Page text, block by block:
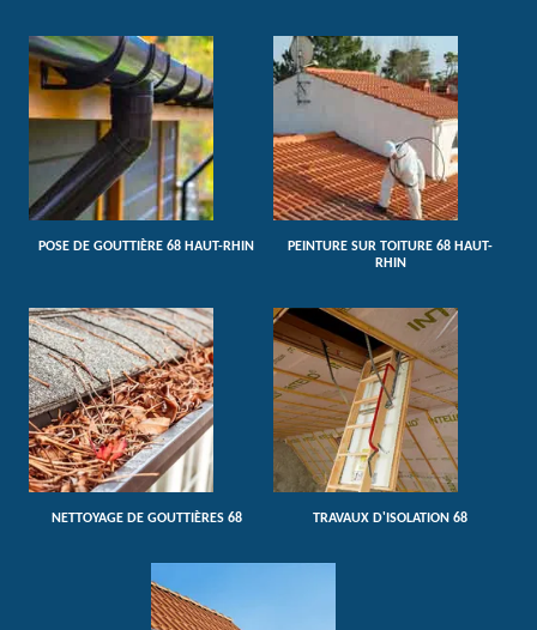
POSE DE GOUTTIÈRE 68 HAUT-RHIN
PEINTURE SUR TOITURE 68 HAUT-
RHIN
NETTOYAGE DE GOUTTIÈRES 68 TRAVAUX D'ISOLATION 68